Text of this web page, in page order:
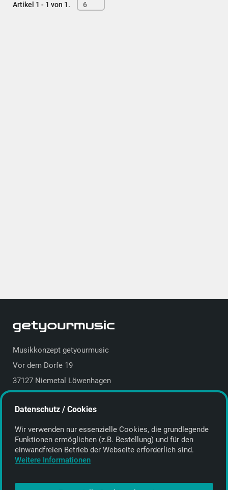
Artikel 1 - 1 von 1. 6
Musikkonzept getyourmusic
Vor dem Dorfe 19
37127 Niemetal Löwenhagen
E-Mail:info@getyourmusic.de
Alle Informationen
Kontakt
CD-Anbieter werden
Datenschutz / Cookies
Wir verwenden nur essenzielle Cookies, die grund­legende
Funktionen ermöglichen (z.B. Bestellung) und für den
einwand­freien Betrieb der Webseite erforderlich sind.
Weitere Informationen